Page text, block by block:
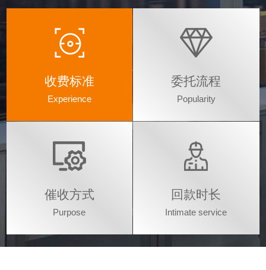
收费标准
Experience
委托流程
Popularity
催收方式
Purpose
回款时长
Intimate service